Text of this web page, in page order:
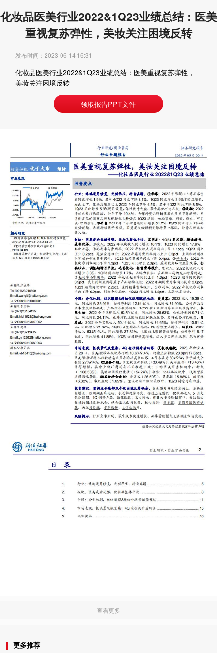
化妆品医美行业2022&1Q23业绩总结：医美
重视复苏弹性，美妆关注困境反转
发布时间：2023-06-14 16:31
化妆品医美行业2022&1Q23业绩总结：医美重视复苏弹性，
美妆关注困境反转
领取报告PPT文件
查看更多
更多推荐